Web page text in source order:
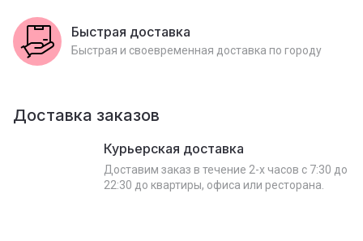
Быстрая доставка
Быстрая и своевременная доставка по городу
Доставка заказов
Курьерская доставка
Доставим заказ в течение 2-х часов с 7:30 до
22:30 до квартиры, офиса или ресторана.